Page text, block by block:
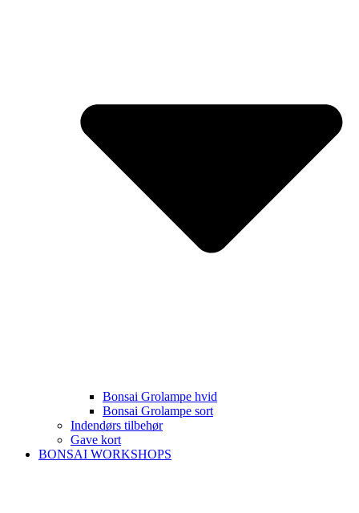
Bonsai Grolampe hvid
Bonsai Grolampe sort
Indendørs tilbehør
Gave kort
BONSAI WORKSHOPS